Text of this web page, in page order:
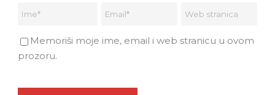
Memoriši moje ime, email i web stranicu u ovom
prozoru.